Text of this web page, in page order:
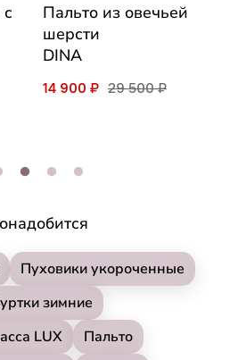
Пальто из овечьей
шерсти
DINA
14 900 ₽ 29 500 ₽
Пуховики укороченные
зимние
LUX
Пальто